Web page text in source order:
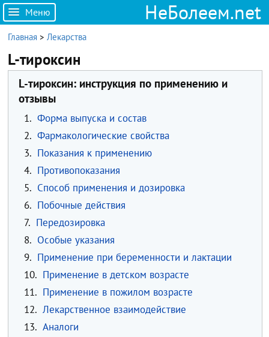
Меню НеБолеем.net
Главная >Лекарства
L-тироксин
L-тироксин: инструкция по применению и
отзывы
1. Форма выпуска и состав
2. Фармакологические свойства
3. Показания к применению
4. Противопоказания
5. Способ применения и дозировка
6. Побочные действия
7. Передозировка
8. Особые указания
9. Применение при беременности и лактации
10. Применение в детском возрасте
11. Применение в пожилом возрасте
12. Лекарственное взаимодействие
13. Аналоги